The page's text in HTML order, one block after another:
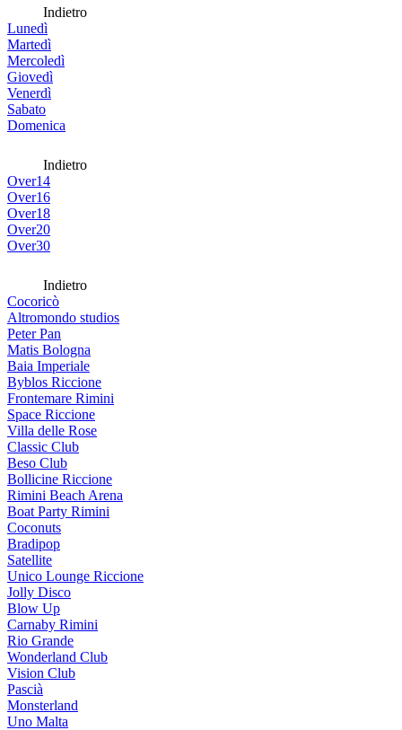
Indietro
Lunedì
Martedì
Mercoledì
Giovedì
Venerdì
Sabato
Domenica
Indietro
Over14
Over16
Over18
Over20
Over30
Indietro
Cocoricò
Altromondo studios
Peter Pan
Matis Bologna
Baia Imperiale
Byblos Riccione
Frontemare Rimini
Space Riccione
Villa delle Rose
Classic Club
Beso Club
Bollicine Riccione
Rimini Beach Arena
Boat Party Rimini
Coconuts
Bradipop
Satellite
Unico Lounge Riccione
Jolly Disco
Blow Up
Carnaby Rimini
Rio Grande
Wonderland Club
Vision Club
Pascià
Monsterland
Uno Malta